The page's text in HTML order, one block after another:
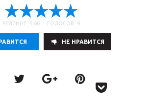
РЕЙТИНГ: 5,00 ГОЛОСОВ: 9
НE НРАВИТСЯ